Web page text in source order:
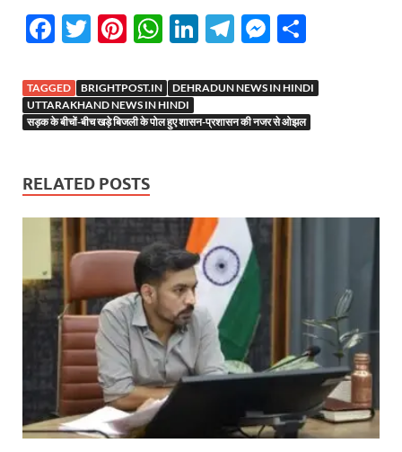
F
e
b
o
k
T
itt
er
Pi
er
es
W
at
s
Li
k
e
T
e
gr
M
se
n
ar
e
TAGGED BRIGHTPOST.IN
DEHRADUN NEWS IN HINDI
UTTARAKHAND NEWS IN HINDI
सड़क के बीचों-बीच खड़े बिजली के पोल हुए शासन-प्रशासन की नजर से ओझल
RELATED POSTS